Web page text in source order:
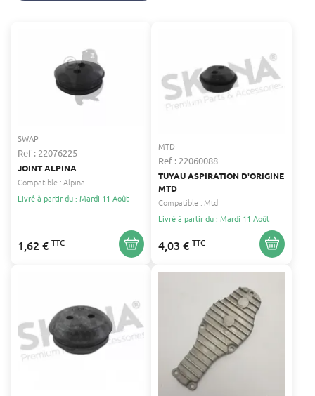
SWAP
Ref : 22076225
JOINT ALPINA
Compatible :Alpina
Livré à partir du : Mardi 11 Août
1,62 € TTC
MTD
Ref : 22060088
TUYAU ASPIRATION D'ORIGINE
MTD
Compatible : Mtd
Livré à partir du : Mardi 11 Août
4,03 € TTC